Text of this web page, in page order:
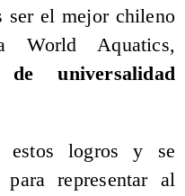
ser el mejor chileno
Aquatics,
universalidad
estos logros y se
para representar al